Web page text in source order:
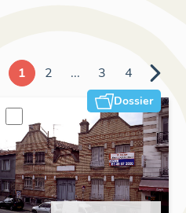
1 2 ... 3 4
Dossier